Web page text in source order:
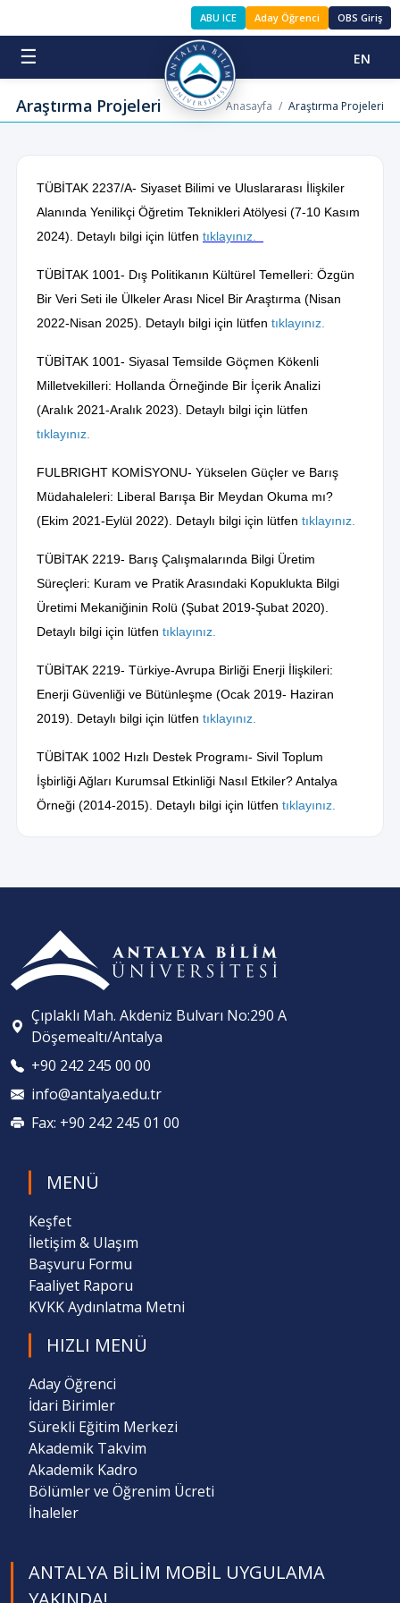
ABU ICE Aday Öğrenci OBS Giriş
☰ EN
Araştırma Projeleri Anasayfa / Araştırma Projeleri
TÜBİTAK 2237/A- Siyaset Bilimi ve Uluslararası İlişkiler
Alanında Yenilikçi Öğretim Teknikleri Atölyesi (7-10 Kasım
2024). Detaylı bilgi için lütfen tıklayınız.
TÜBİTAK 1001- Dış Politikanın Kültürel Temelleri: Özgün
Bir Veri Seti ile Ülkeler Arası Nicel Bir Araştırma (Nisan
2022-Nisan 2025). Detaylı bilgi için lütfen tıklayınız.
TÜBİTAK 1001- Siyasal Temsilde Göçmen Kökenli
Milletvekilleri: Hollanda Örneğinde Bir İçerik Analizi
(Aralık 2021-Aralık 2023). Detaylı bilgi için lütfen
tıklayınız.
FULBRIGHT KOMİSYONU- Yükselen Güçler ve Barış
Müdahaleleri: Liberal Barışa Bir Meydan Okuma mı?
(Ekim 2021-Eylül 2022). Detaylı bilgi için lütfen tıklayınız.
TÜBİTAK 2219- Barış Çalışmalarında Bilgi Üretim
Süreçleri: Kuram ve Pratik Arasındaki Kopuklukta Bilgi
Üretimi Mekaniğinin Rolü (Şubat 2019-Şubat 2020).
Detaylı bilgi için lütfen tıklayınız.
TÜBİTAK 2219- Türkiye-Avrupa Birliği Enerji İlişkileri:
Enerji Güvenliği ve Bütünleşme (Ocak 2019- Haziran
2019). Detaylı bilgi için lütfen tıklayınız.
TÜBİTAK 1002 Hızlı Destek Programı- Sivil Toplum
İşbirliği Ağları Kurumsal Etkinliği Nasıl Etkiler? Antalya
Örneği (2014-2015). Detaylı bilgi için lütfen tıklayınız.
Çıplaklı Mah. Akdeniz Bulvarı No:290 A
Döşemealtı/Antalya
+90 242 245 00 00
info@antalya.edu.tr
Fax: +90 242 245 01 00
MENÜ
Keşfet
İletişim & Ulaşım
Başvuru Formu
Faaliyet Raporu
KVKK Aydınlatma Metni
HIZLI MENÜ
Aday Öğrenci
İdari Birimler
Sürekli Eğitim Merkezi
Akademik Takvim
Akademik Kadro
Bölümler ve Öğrenim Ücreti
İhaleler
ANTALYA BILIM MOBIL UYGULAMA